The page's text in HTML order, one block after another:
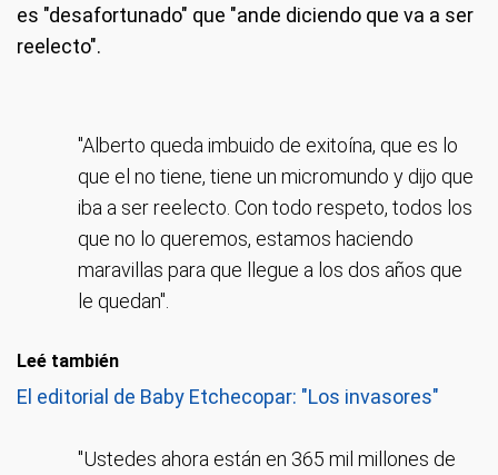
es "desafortunado" que "ande diciendo que va a ser
reelecto".
"Alberto queda imbuido de exitoína, que es lo
que el no tiene, tiene un micromundo y dijo que
iba a ser reelecto. Con todo respeto, todos los
que no lo queremos, estamos haciendo
maravillas para que llegue a los dos años que
le quedan".
Leé también
El editorial de Baby Etchecopar: "Los invasores"
"Ustedes ahora están en 365 mil millones de